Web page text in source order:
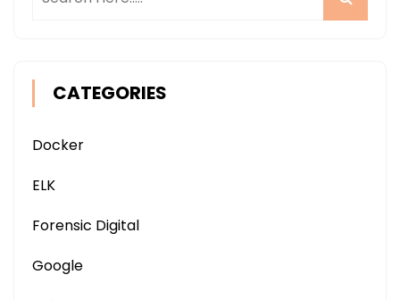
CATEGORIES
Docker
ELK
Forensic Digital
Google